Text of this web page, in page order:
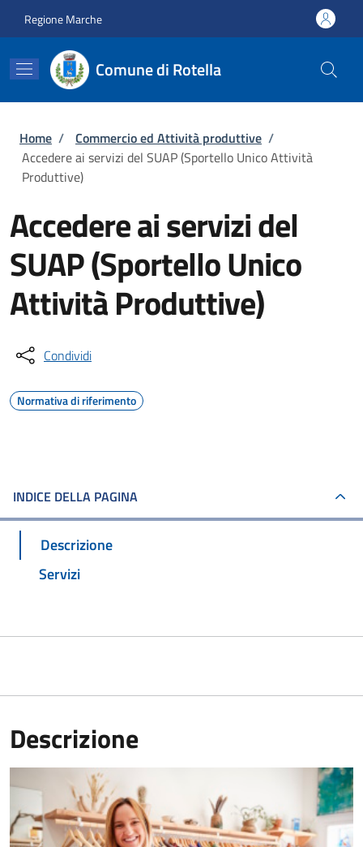
Regione Marche
Comune di Rotella
Briciole di pane
Home / Commercio ed Attività produttive /
Accedere ai servizi del SUAP (Sportello Unico Attività
Produttive)
Accedere ai servizi del
SUAP (Sportello Unico
Attività Produttive)
Condividi
Normativa di riferimento
INDICE DELLA PAGINA
Descrizione
Servizi
Descrizione